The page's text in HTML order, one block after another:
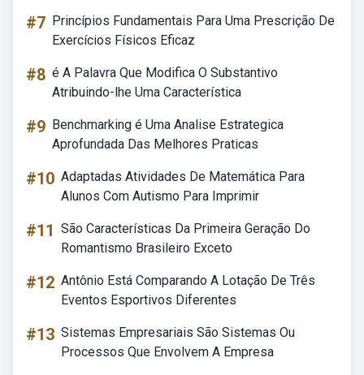
#7 Princípios Fundamentais Para Uma Prescrição De
Exercícios Físicos Eficaz
#8 é A Palavra Que Modifica O Substantivo
Atribuindo-lhe Uma Característica
#9 Benchmarking é Uma Analise Estrategica
Aprofundada Das Melhores Praticas
#10 Adaptadas Atividades De Matemática Para
Alunos Com Autismo Para Imprimir
#11 São Características Da Primeira Geração Do
Romantismo Brasileiro Exceto
#12 Antônio Está Comparando A Lotação De Três
Eventos Esportivos Diferentes
#13 Sistemas Empresariais São Sistemas Ou
Processos Que Envolvem A Empresa